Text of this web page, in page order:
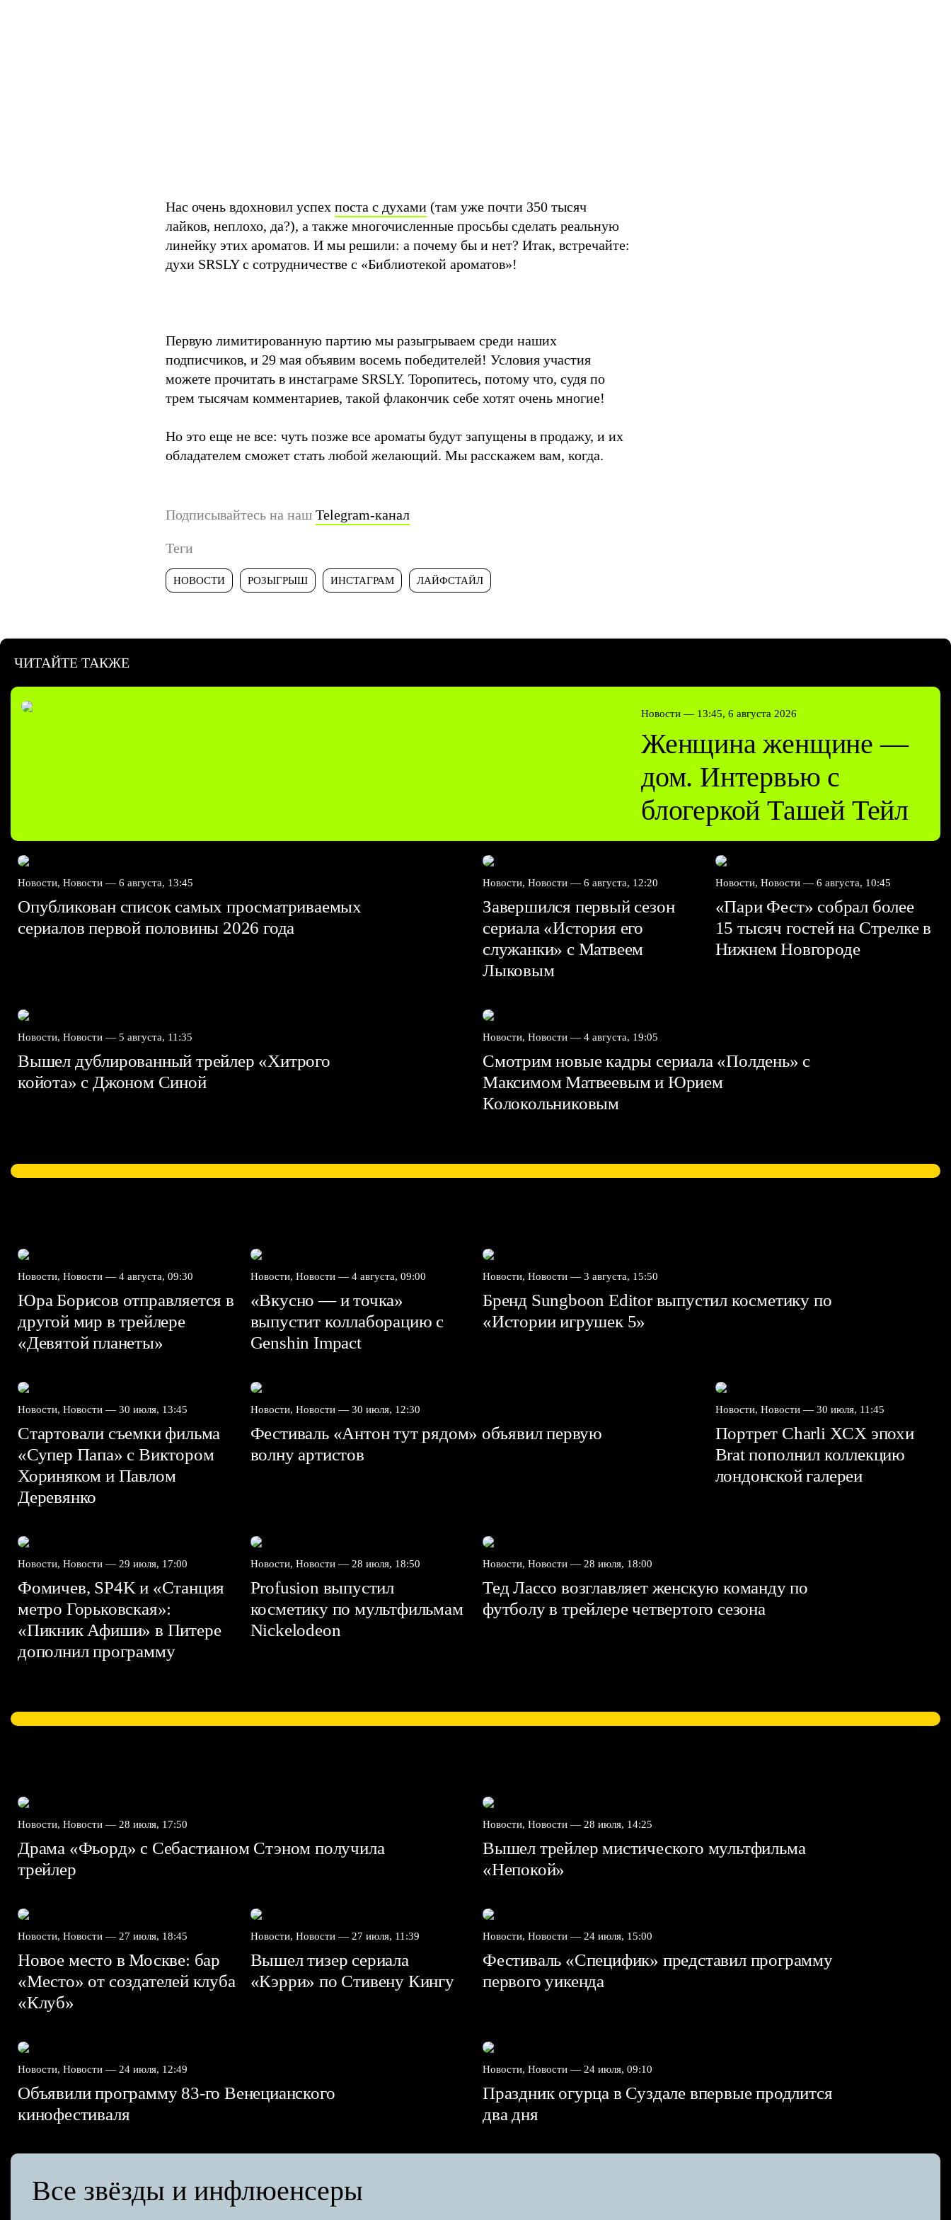
Нас очень вдохновил успех поста с духами (там уже почти 350 тысяч
лайков, неплохо, да?), а также многочисленные просьбы сделать реальную
линейку этих ароматов. И мы решили: а почему бы и нет? Итак, встречайте:
духи SRSLY с сотрудничестве с «Библиотекой ароматов»!
Первую лимитированную партию мы разыгрываем среди наших
подписчиков, и 29 мая объявим восемь победителей! Условия участия
можете прочитать в инстаграме SRSLY. Торопитесь, потому что, судя по
трем тысячам комментариев, такой флакончик себе хотят очень многие!
Но это еще не все: чуть позже все ароматы будут запущены в продажу, и их
обладателем сможет стать любой желающий. Мы расскажем вам, когда.
Подписывайтесь на наш Telegram-канал
Теги
НОВОСТИ РОЗЫГРЫШ ИНСТАГРАМ ЛАЙФСТАЙЛ
ЧИТАЙТЕ ТАКЖЕ
Новости — 13:45, 6 августа 2026
Женщина женщине —
дом. Интервью с
блогеркой Ташей Тейл
Новости, Новости — 6 августа, 13:45
Опубликован список самых просматриваемых
сериалов первой половины 2026 года
Новости, Новости — 6 августа, 12:20
Завершился первый сезон
сериала «История его
служанки» с Матвеем
Лыковым
Новости, Новости — 6 августа, 10:45
«Пари Фест» собрал более
15 тысяч гостей на Стрелке в
Нижнем Новгороде
Новости, Новости — 5 августа, 11:35
Вышел дублированный трейлер «Хитрого
койота» с Джоном Синой
Новости, Новости — 4 августа, 19:05
Смотрим новые кадры сериала «Полдень» с
Максимом Матвеевым и Юрием
Колокольниковым
Новости, Новости — 4 августа, 09:30
Юра Борисов отправляется в
другой мир в трейлере
«Девятой планеты»
Новости, Новости — 4 августа, 09:00
«Вкусно — и точка»
выпустит коллаборацию с
Genshin Impact⁠⁠
Новости, Новости — 3 августа, 15:50
Бренд Sungboon Editor выпустил косметику по
«Истории игрушек 5»
Новости, Новости — 30 июля, 13:45
Стартовали съемки фильма
«Супер Папа» с Виктором
Хориняком и Павлом
Деревянко
Новости, Новости — 30 июля, 12:30
Фестиваль «Антон тут рядом» объявил первую
волну артистов
Новости, Новости — 30 июля, 11:45
Портрет Charli XCX эпохи
Brat пополнил коллекцию
лондонской галереи
Новости, Новости — 29 июля, 17:00
Фомичев, SP4K и «Станция
метро Горьковская»:
«Пикник Афиши» в Питере
дополнил программу
Новости, Новости — 28 июля, 18:50
Profusion выпустил
косметику по мультфильмам
Nickelodeon
Новости, Новости — 28 июля, 18:00
Тед Лассо возглавляет женскую команду по
футболу в трейлере четвертого сезона
Новости, Новости — 28 июля, 17:50
Драма «Фьорд» с Себастианом Стэном получила
трейлер
Новости, Новости — 28 июля, 14:25
Вышел трейлер мистического мультфильма
«Непокой»
Новости, Новости — 27 июля, 18:45
Новое место в Москве: бар
«Место» от создателей клуба
«Клуб»
Новости, Новости — 27 июля, 11:39
Вышел тизер сериала
«Кэрри» по Стивену Кингу
Новости, Новости — 24 июля, 15:00
Фестиваль «Специфик» представил программу
первого уикенда
Новости, Новости — 24 июля, 12:49
Объявили программу 83-го Венецианского
кинофестиваля
Новости, Новости — 24 июля, 09:10
Праздник огурца в Суздале впервые продлится
два дня
Все звёзды и инфлюенсеры